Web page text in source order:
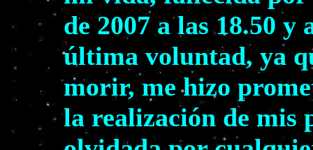
de 2007 a las 18.50
última voluntad, ya
morir, me hizo
la realización de mis